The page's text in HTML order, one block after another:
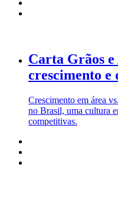
Carta Grãos
crescimento e
Crescimento em área
no Brasil, uma cultura
competitivas.